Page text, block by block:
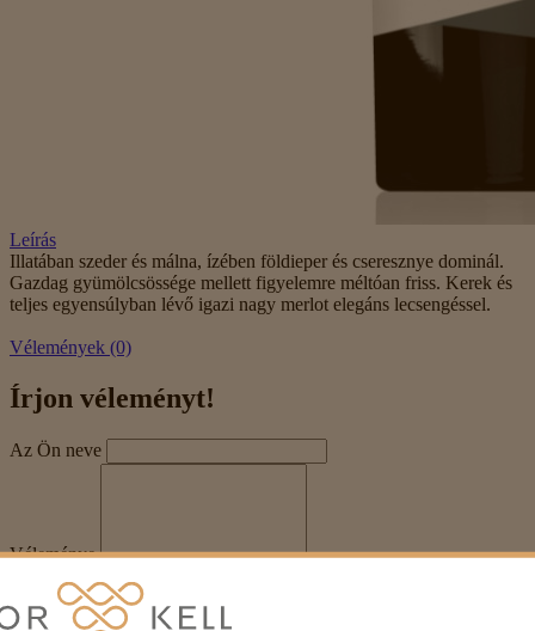
Leírás
Illatában szeder és málna, ízében földieper és cseresznye dominál.
Gazdag gyümölcsössége mellett figyelemre méltóan friss. Kerek és
teljes egyensúlyban lévő igazi nagy merlot elegáns lecsengéssel.
Vélemények (0)
Írjon véleményt!
Az Ön neve
Véleménye
Értékelés
Rossz